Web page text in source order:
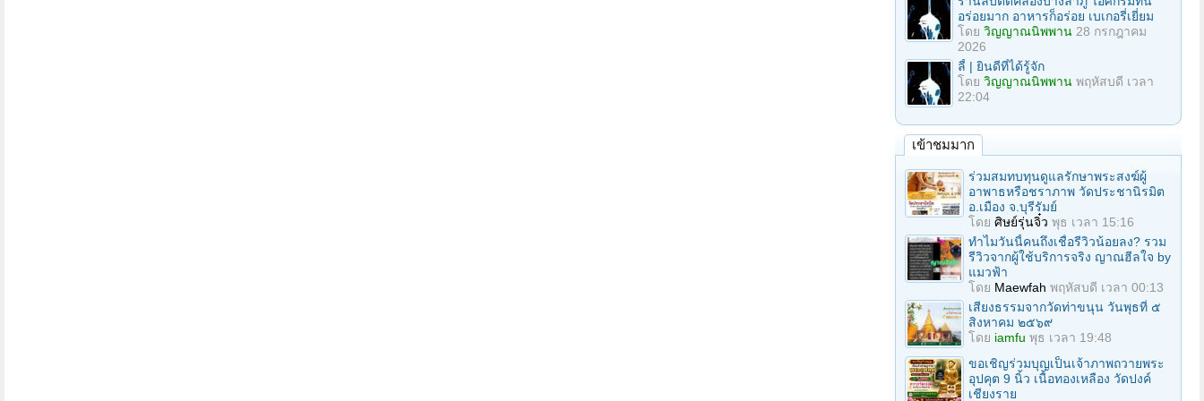
อร่อยมาก อาหารก็อร่อย เบเกอรี่เยี่ยม
โดย วิญญาณนิพพาน 28 กรกฎาคม
2026
ลี้ | ยินดีที่ได้รู้จัก
โดย วิญญาณนิพพาน พฤหัสบดี เวลา
22:04
เข้าชมมาก
ร่วมสมทบทุนดูแลรักษาพระสงฆ์ผู้
อาพาธหรือชราภาพ วัดประชานิรมิต
อ.เมือง จ.บุรีรัมย์
โดย ศิษย์รุ่นจิ๋ว พุธ เวลา 15:16
ทำไมวันนี้คนถึงเชื่อรีวิวน้อยลง? รวม
รีวิวจากผู้ใช้บริการจริง ญาณฮีลใจ by
แมวฟ้า
โดย Maewfah พฤหัสบดี เวลา 00:13
เสียงธรรมจากวัดท่าขนุน วันพุธที่ ๕
สิงหาคม ๒๕๖๙
โดย iamfu พุธ เวลา 19:48
ขอเชิญร่วมบุญเป็นเจ้าภาพถวายพระ
อุปคุต 9 นิ้ว เนื้อทองเหลือง วัดปงค์
เชียงราย